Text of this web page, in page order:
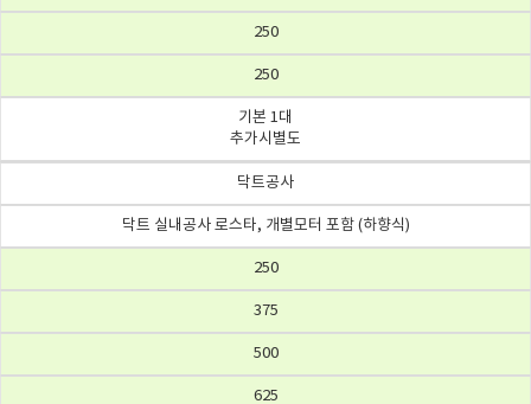
250
250
기본 1대
추가시별도
닥트공사
닥트 실내공사 로스타, 개별모터 포함 (하향식)
250
375
500
625